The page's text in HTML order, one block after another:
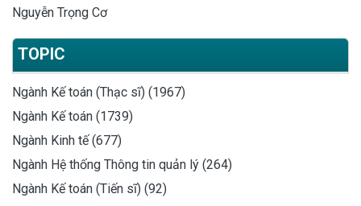
Nguyễn Trọng Cơ
TOPIC
Ngành Kế toán (Thạc sĩ) (1967)
Ngành Kế toán (1739)
Ngành Kinh tế (677)
Ngành Hệ thống Thông tin quản lý (264)
Ngành Kế toán (Tiến sĩ) (92)